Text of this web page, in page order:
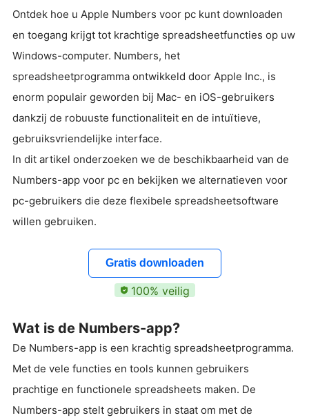
Ontdek hoe u Apple Numbers voor pc kunt downloaden
en toegang krijgt tot krachtige spreadsheetfuncties op uw
Windows-computer. Numbers, het
spreadsheetprogramma ontwikkeld door Apple Inc., is
enorm populair geworden bij Mac- en iOS-gebruikers
dankzij de robuuste functionaliteit en de intuïtieve,
gebruiksvriendelijke interface.
In dit artikel onderzoeken we de beschikbaarheid van de
Numbers-app voor pc en bekijken we alternatieven voor
pc-gebruikers die deze flexibele spreadsheetsoftware
willen gebruiken.
Gratis downloaden
100% veilig
Wat is de Numbers-app?
De Numbers-app is een krachtig spreadsheetprogramma.
Met de vele functies en tools kunnen gebruikers
prachtige en functionele spreadsheets maken. De
Numbers-app stelt gebruikers in staat om met de